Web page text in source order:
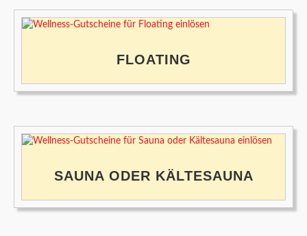
FLOATING
SAUNA ODER KÄLTESAUNA